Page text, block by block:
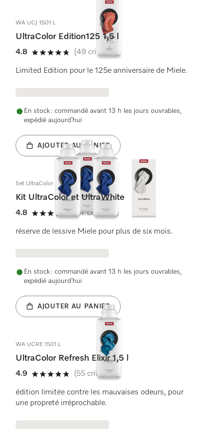
WA UCJ 1501 L
UltraColor Edition125 1,5 l
4.8
4.8 étoiles sur 5
(49 critiques)
Limited Edition pour le 125e anniversaire de Miele.
En stock : commandé avant 13 h les jours ouvrables,
expédié aujourd’hui
AJOUTER AU PANIER
Set UltraColor & UltraWhite
Kit UltraColor et UltraWhite
4.8
4.8 étoiles sur 5
(67 critiques)
réserve de lessive Miele pour plus de six mois.
En stock : commandé avant 13 h les jours ouvrables,
expédié aujourd’hui
AJOUTER AU PANIER
WA UCRE 1501 L
UltraColor Refresh Elixir 1,5 l
4.9
4.9 étoiles sur 5
(55 critiques)
édition limitée contre les mauvaises odeurs, pour
une propreté irréprochable.